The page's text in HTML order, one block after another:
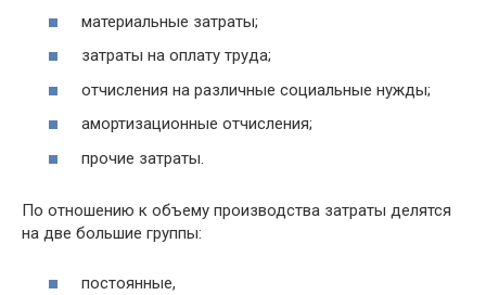
материальные затраты;
затраты на оплату труда;
отчисления на различные социальные нужды;
амортизационные отчисления;
прочие затраты.
По отношению к объему производства затраты делятся
на две большие группы:
постоянные,